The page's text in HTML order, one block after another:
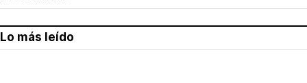
Lo más leído